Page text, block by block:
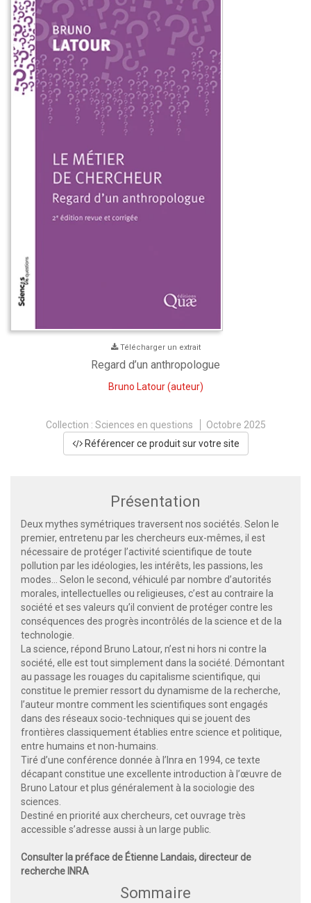
Télécharger un extrait
Regard d’un anthropologue
Bruno Latour(auteur)
Collection : Sciences en questions
Octobre 2025
Référencer ce produit sur votre site
Présentation
Deux mythes symétriques traversent nos sociétés. Selon le
premier, entretenu par les chercheurs eux-mêmes, il est
nécessaire de protéger l’activité scientifique de toute
pollution par les idéologies, les intérêts, les passions, les
modes… Selon le second, véhiculé par nombre d’autorités
morales, intellectuelles ou religieuses, c’est au contraire la
société et ses valeurs qu’il convient de protéger contre les
conséquences des progrès incontrôlés de la science et de la
technologie.
La science, répond Bruno Latour, n’est ni hors ni contre la
société, elle est tout simplement dans la société. Démontant
au passage les rouages du capitalisme scientifique, qui
constitue le premier ressort du dynamisme de la recherche,
l’auteur montre comment les scientifiques sont engagés
dans des réseaux socio-techniques qui se jouent des
frontières classiquement établies entre science et politique,
entre humains et non-humains.
Tiré d’une conférence donnée à l’Inra en 1994, ce texte
décapant constitue une excellente introduction à l’œuvre de
Bruno Latour et plus généralement à la sociologie des
sciences.
Destiné en priorité aux chercheurs, cet ouvrage très
accessible s’adresse aussi à un large public.
Consulter la préface de Étienne Landais, directeur de
recherche INRA
Sommaire